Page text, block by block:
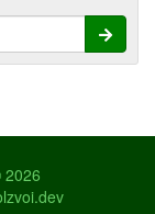
2026